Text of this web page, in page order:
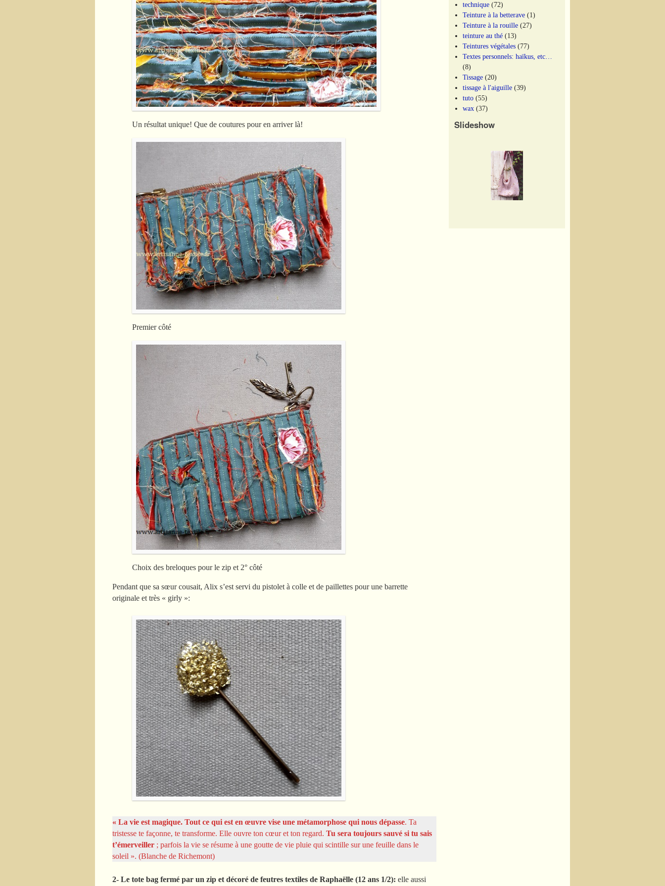
Un résultat unique! Que de coutures pour en arriver là!
Premier côté
Choix des breloques pour le zip et 2° côté
Pendant que sa sœur cousait, Alix s’est servi du pistolet à colle et de paillettes pour une barrette
originale et très « girly »:
« La vie est magique. Tout ce qui est en œuvre vise une métamorphose qui nous dépasse. Ta
tristesse te façonne, te transforme. Elle ouvre ton cœur et ton regard. Tu sera toujours sauvé si tu sais
t’émerveiller ; parfois la vie se résume à une goutte de vie pluie qui scintille sur une feuille dans le
soleil ». (Blanche de Richemont)
2- Le tote bag fermé par un zip et décoré de feutres textiles de Raphaëlle (12 ans 1/2): elle aussi
technique (72)
Teinture à la betterave (1)
Teinture à la rouille (27)
teinture au thé (13)
Teintures végétales (77)
Textes personnels: haïkus, etc…
(8)
Tissage (20)
tissage à l'aiguille (39)
tuto (55)
wax (37)
Slideshow